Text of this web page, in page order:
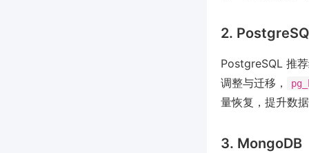
2.
PostgreSQL 推
调整与迁移，
量恢复，提升数
3. MongoDB